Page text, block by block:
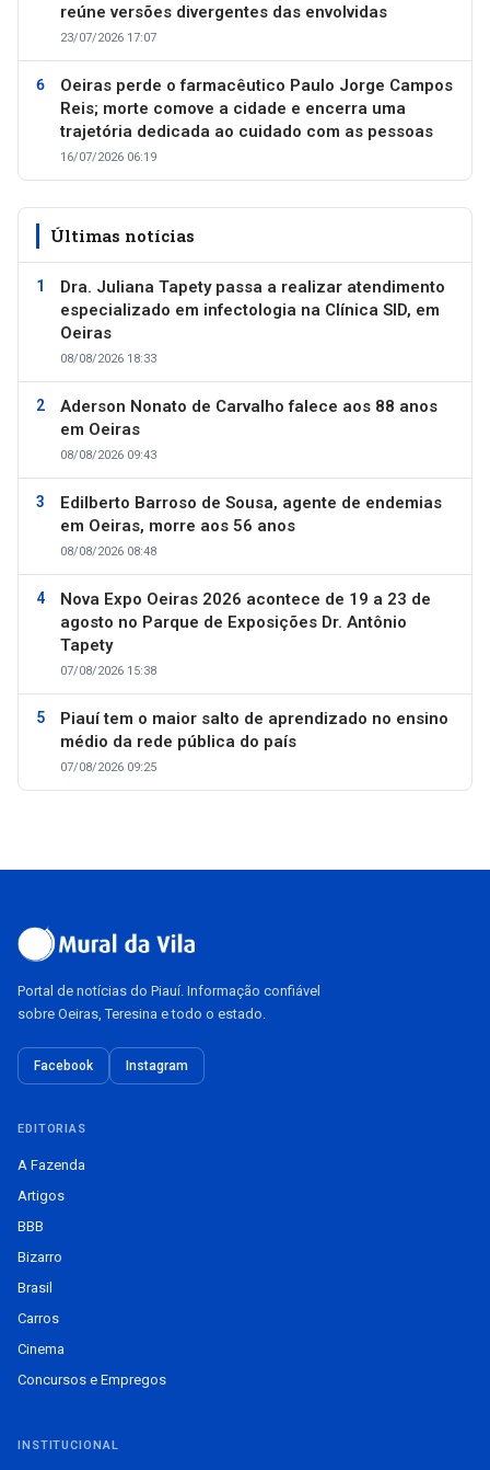
reúne versões divergentes das envolvidas
23/07/2026 17:07
Oeiras perde o farmacêutico Paulo Jorge Campos
Reis; morte comove a cidade e encerra uma
trajetória dedicada ao cuidado com as pessoas
16/07/2026 06:19
Últimas notícias
Dra. Juliana Tapety passa a realizar atendimento
especializado em infectologia na Clínica SID, em
Oeiras
08/08/2026 18:33
Aderson Nonato de Carvalho falece aos 88 anos
em Oeiras
08/08/2026 09:43
Edilberto Barroso de Sousa, agente de endemias
em Oeiras, morre aos 56 anos
08/08/2026 08:48
Nova Expo Oeiras 2026 acontece de 19 a 23 de
agosto no Parque de Exposições Dr. Antônio
Tapety
07/08/2026 15:38
Piauí tem o maior salto de aprendizado no ensino
médio da rede pública do país
07/08/2026 09:25
Portal de notícias do Piauí. Informação confiável
sobre Oeiras, Teresina e todo o estado.
Facebook Instagram
EDITORIAS
A Fazenda
Artigos
BBB
Bizarro
Brasil
Carros
Cinema
Concursos e Empregos
INSTITUCIONAL